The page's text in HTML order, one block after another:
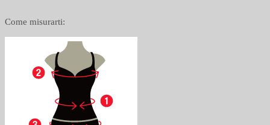
Come misurarti: